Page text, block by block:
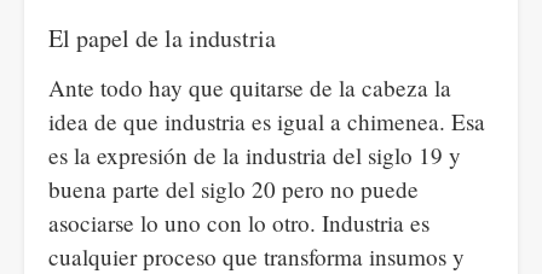
El papel de la industria
Ante todo hay que quitarse de la cabeza la
idea de que industria es igual a chimenea. Esa
es la expresión de la industria del siglo 19 y
buena parte del siglo 20 pero no puede
asociarse lo uno con lo otro. Industria es
cualquier proceso que transforma insumos y